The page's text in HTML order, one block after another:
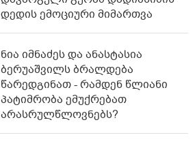
დედის ემოციური მიმართვა
ნია იმნაძეს და ანასტასია
ბერუაშვილს ბრალდება
წარედგინათ - რამდენ წლიანი
პატიმრობა ემუქრებათ
არასრულწლოვნებს?